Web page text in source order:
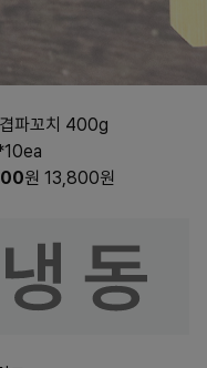
파꼬치 400g
원 13,800원